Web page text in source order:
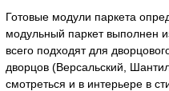
Готовые модули паркета
модульный паркет выполнен
всего подходят для
дворцов (Версальский,
смотреться и в интерьере в